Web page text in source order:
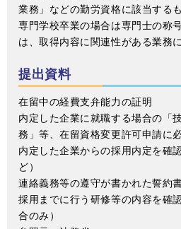
業務」などの勤労資格に該当する
専門学校卒業の場合は専門士の称
は、取得内容に関連性がある業務
提出資料
在留中の経費支弁能力の証明
内定した企業に就職する場合の「
務」等、在留資格変更許可申請に
内定した企業からの採用内定を確
ど）
連絡義務等の遵守が書かれた誓約
採用までに行う研修等の内容を確
合のみ）